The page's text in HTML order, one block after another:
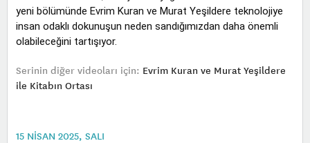
yeni bölümünde Evrim Kuran ve Murat Yeşildere teknolojiye
insan odaklı dokunuşun neden sandığımızdan daha önemli
olabileceğini tartışıyor.
Serinin diğer videoları için: Evrim Kuran ve Murat Yeşildere
ile Kitabın Ortası
15 NISAN 2025, SALI